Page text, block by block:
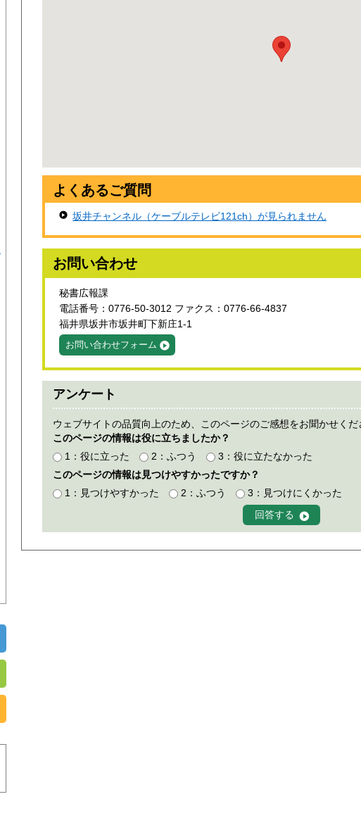
よくあるご質問
坂井チャンネル（ケーブルテレビ121ch）が見られません
お問い合わせ
秘書広報課
電話番号：0776-50-3012 ファクス：0776-66-4837
福井県坂井市坂井町下新庄1-1
お問い合わせフォーム
アンケート
ウェブサイトの品質向上のため、このページのご感想をお聞かせくだ
このページの情報は役に立ちましたか？
1：役に立った
2：ふつう
3：役に立たなかった
このページの情報は見つけやすかったですか？
1：見つけやすかった
2：ふつう 3：見つけにくかった